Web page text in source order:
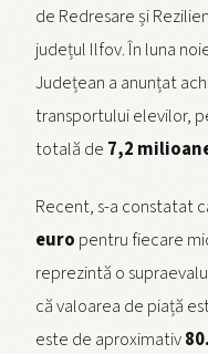
de Redresare și
județul Ilfov. În luna
Județean a anunțat
transportului elevilor,
totală de 7,2
Recent, s-a constatat
euro pentru fiecare
reprezintă o
că valoarea de piață
este de aproximativ